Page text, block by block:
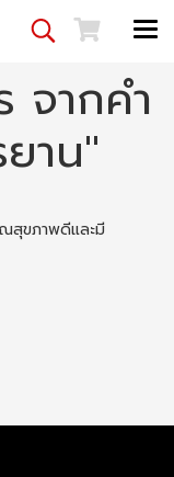
จากคำ
าน"
สุขภาพดีและมี